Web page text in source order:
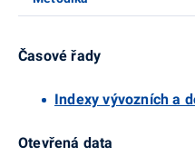
Časové řady
Indexy vývozních a
Otevřená data